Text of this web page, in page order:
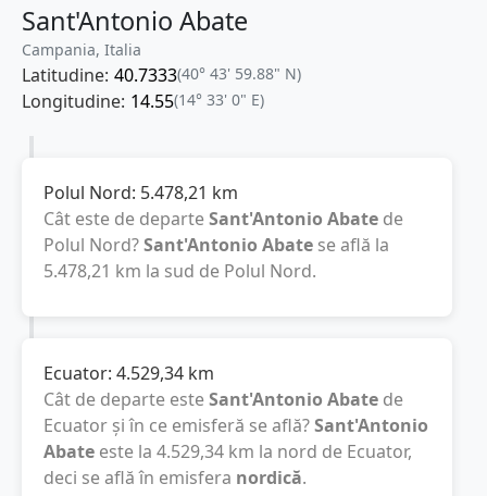
Sant'Antonio Abate
Campania, Italia
Latitudine: 40.7333(40° 43' 59.88" N)
Longitudine: 14.55(14° 33' 0" E)
Polul Nord: 5.478,21 km
Cât este de departeSant'Antonio Abate de
Polul Nord?Sant'Antonio Abate se află la
5.478,21 km la sud de Polul Nord.
Ecuator: 4.529,34 km
Cât de departe esteSant'Antonio Abate de
Ecuator și în ce emisferă se află?Sant'Antonio
Abate este la 4.529,34 km la nord de Ecuator,
deci se află în emisfera nordică.